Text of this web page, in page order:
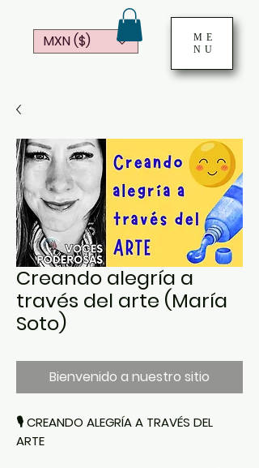
ME
NU
MXN ($)
Creando alegría a
través del arte (María
Soto)
Bienvenido a nuestro sitio
🎙️CREANDO ALEGRÍA A TRAVÉS DEL
ARTE